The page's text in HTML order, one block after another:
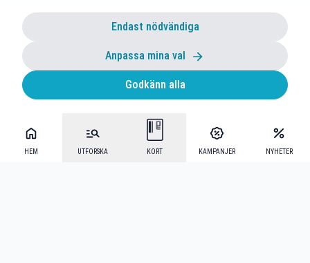
HEM UTFORSKA KORT KAMPANJER NYHETER
Endast nödvändiga
Anpassa mina val
Godkänn alla